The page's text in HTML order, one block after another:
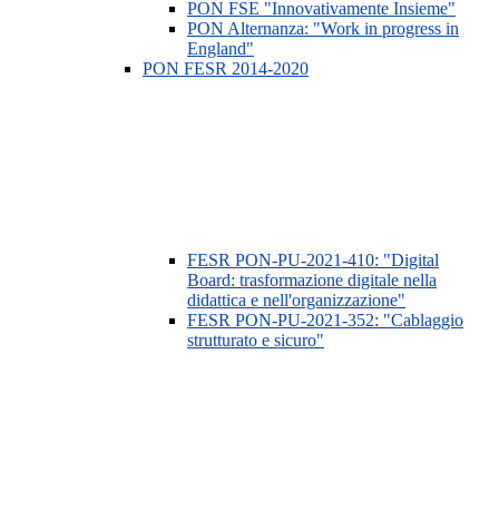
PON FSE "Innovativamente Insieme"
PON Alternanza: "Work in progress in
England"
PON FESR 2014-2020
FESR PON-PU-2021-410: "Digital
Board: trasformazione digitale nella
didattica e nell'organizzazione"
FESR PON-PU-2021-352: "Cablaggio
strutturato e sicuro"